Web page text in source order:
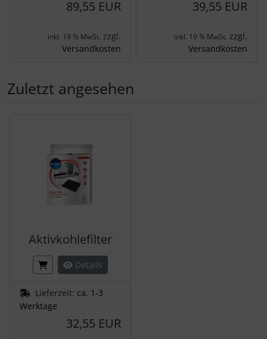
89,55 EUR
inkl. 19 % MwSt. zzgl.
Versandkosten
39,55 EUR
inkl. 19 % MwSt. zzgl.
Versandkosten
Zuletzt angesehen
Aktivkohlefilter
Details
Lieferzeit: ca. 1-3
Werktage
32,55 EUR